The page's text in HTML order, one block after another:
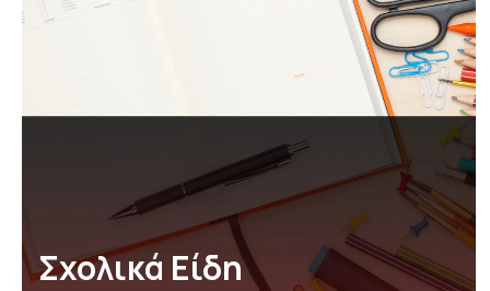
Σχολικά Είδη